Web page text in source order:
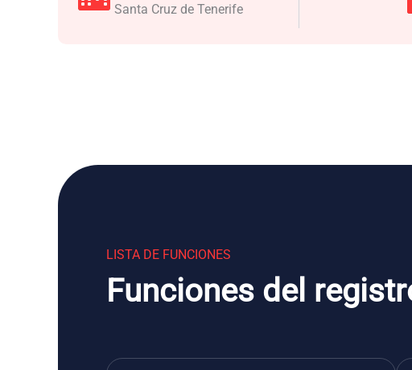
Santa Cruz de Tenerife
LISTA DE FUNCIONES
Funciones del